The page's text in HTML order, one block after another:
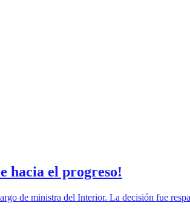
hacia el progreso!
de ministra del Interior. La decisión fue